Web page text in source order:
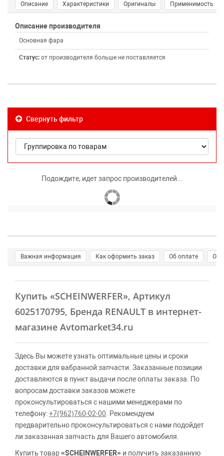
Описание Характеристики Оригиналы Применимость
Описание производителя
Основная фара
Статус: от производителя больше не поставляется
Свернуть фильтр
Подождите, идет запрос производителей...
Важная информация Как оформить заказ Об оплате О
Купить «SCHEINWERFER», Артикул
6025170795, Бренда RENAULT в интернет-
магазине Avtomarket34.ru
Здесь Вы можете узнать оптимальные цены и сроки
доставки для вабранной запчасти. Заказанные позиции
доставляются в пункт выдачи после оплаты заказа. По
вопросам доставки заказов можете
проконсультироваться с нашими менеджерами по
телефону:+7(962)760-02-00 . Рекомендуем
предварительно проконсультироваться с нами подойдет
ли заказанная запчасть для Вашего автомобиля.
Купить товар«SCHEINWERFER» и получить заказанную